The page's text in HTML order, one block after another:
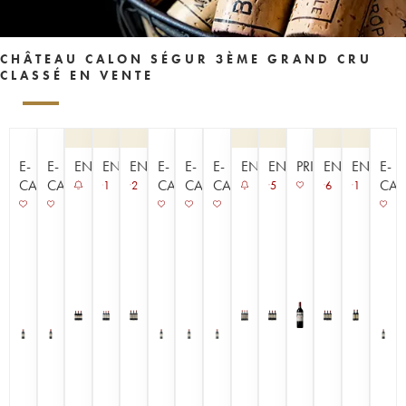
CHÂTEAU CALON SÉGUR 3ÈME GRAND CRU
CLASSÉ EN VENTE
E-
CAVISTE
E-
CAVISTE
ENCHÈREENCHÈRE
1
ENCHÈRE
2
E-
CAVISTE
E-
CAVISTE
E-
CAVISTE
ENCHÈREENCHÈRE
5
PRIMEURENCHÈRE
6 1
E-